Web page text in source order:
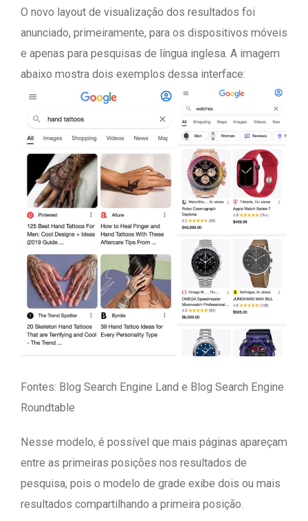
O novo layout de visualização dos resultados foi
anunciado, primeiramente, para os dispositivos móveis
e apenas para pesquisas de língua inglesa. A imagem
abaixo mostra dois exemplos dessa interface:
Fontes: Blog Search Engine Land e Blog Search Engine
Roundtable
Nesse modelo, é possível que mais páginas apareçam
entre as primeiras posições nos resultados de
pesquisa, pois o modelo de grade exibe dois ou mais
resultados compartilhando a primeira posição.